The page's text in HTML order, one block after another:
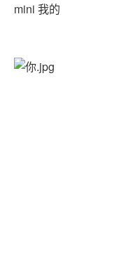
mini 我的